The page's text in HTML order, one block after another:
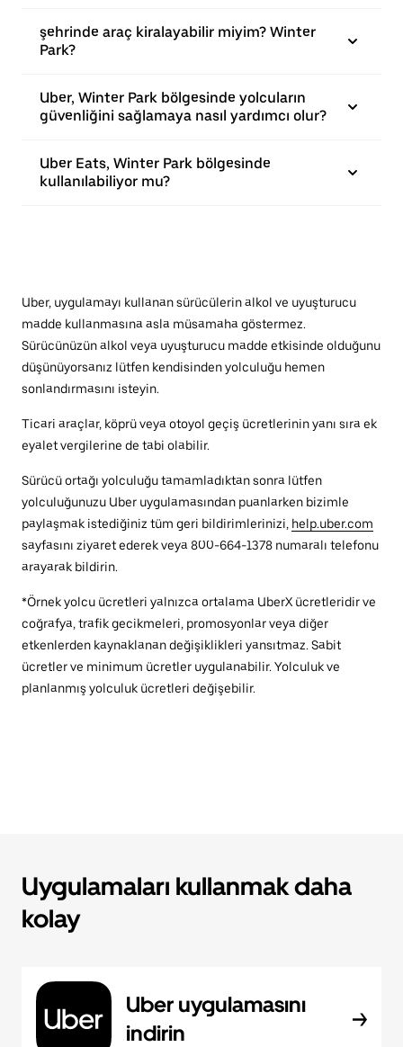
şehrinde araç kiralayabilir miyim? Winter
Park?
Uber, Winter Park bölgesinde yolcuların
güvenliğini sağlamaya nasıl yardımcı olur?
Uber Eats, Winter Park bölgesinde
kullanılabiliyor mu?
Uber, uygulamayı kullanan sürücülerin alkol ve uyuşturucu
madde kullanmasına asla müsamaha göstermez.
Sürücünüzün alkol veya uyuşturucu madde etkisinde olduğunu
düşünüyorsanız lütfen kendisinden yolculuğu hemen
sonlandırmasını isteyin.
Ticari araçlar, köprü veya otoyol geçiş ücretlerinin yanı sıra ek
eyalet vergilerine de tabi olabilir.
Sürücü ortağı yolculuğu tamamladıktan sonra lütfen
yolculuğunuzu Uber uygulamasından puanlarken bizimle
paylaşmak istediğiniz tüm geri bildirimlerinizi, help.uber.com
sayfasını ziyaret ederek veya 800-664-1378 numaralı telefonu
arayarak bildirin.
*Örnek yolcu ücretleri yalnızca ortalama UberX ücretleridir ve
coğrafya, trafik gecikmeleri, promosyonlar veya diğer
etkenlerden kaynaklanan değişiklikleri yansıtmaz. Sabit
ücretler ve minimum ücretler uygulanabilir. Yolculuk ve
planlanmış yolculuk ücretleri değişebilir.
Uygulamaları kullanmak daha
kolay
Uber uygulamasını
indirin